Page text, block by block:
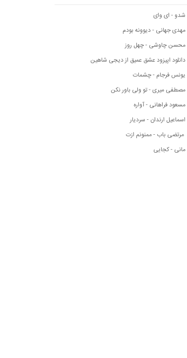
شدو - ای وای
مهدی جهانی - دیوونه بودم
محسن چاوشی - چهل روز
دانلود اپیزود عشق عمیق از دیجی شاهین
یونس فرجام - چشمات
مصطفی میری - تو ولی باور نکن
مسعود فراهانی - آواره
اسماعیل ارندان - سردیار
مرتضی باب - ممنونم ازت
مانی - کجایی